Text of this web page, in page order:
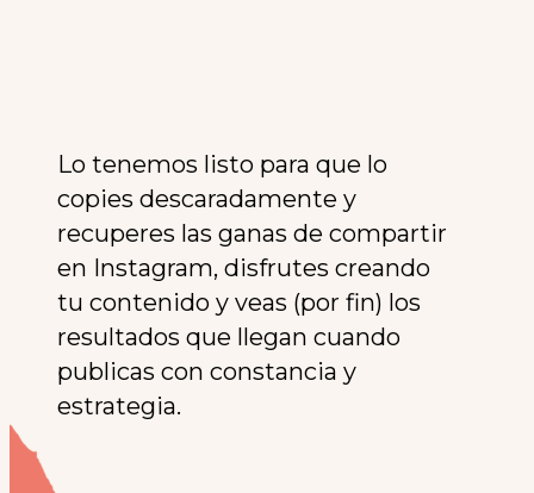
Lo tenemos listo para que lo
copies descaradamente y
recuperes las ganas de compartir
en Instagram, disfrutes creando
tu contenido y veas (por fin) los
resultados que llegan cuando
publicas con constancia y
estrategia.